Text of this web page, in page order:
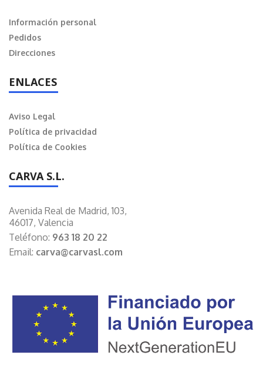
Información personal
Pedidos
Direcciones
ENLACES
Aviso Legal
Política de privacidad
Política de Cookies
CARVA S.L.
Avenida Real de Madrid, 103,
46017, Valencia
Teléfono: 963 18 20 22
Email: carva@carvasl.com